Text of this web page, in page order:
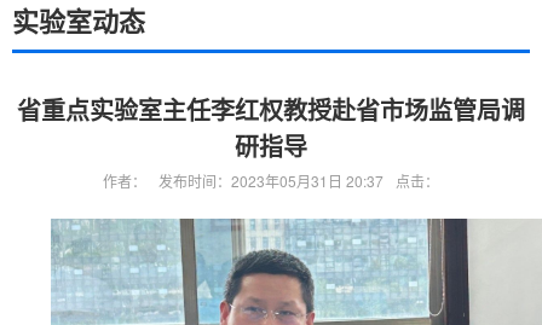
实验室动态
省重点实验室主任李红权教授赴省市场监管局调
研指导
作者： 发布时间：2023年05月31日 20:37 点击：